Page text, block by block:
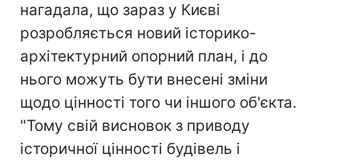
нагадала, що зараз у Києві
розробляється новий історико-
архітектурний опорний план, і до
нього можуть бути внесені зміни
щодо цінності того чи іншого об'єкта.
"Тому свій висновок з приводу
історичної цінності будівель і